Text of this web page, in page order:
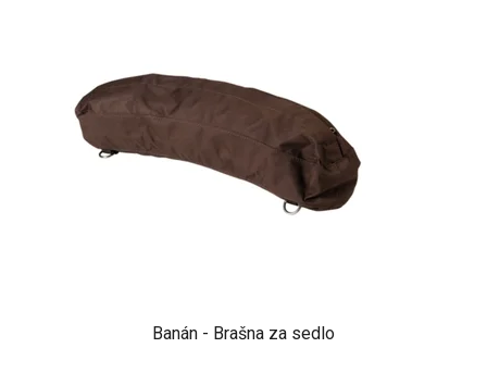
Banán - Brašna za sedlo